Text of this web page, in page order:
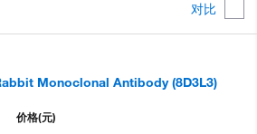
对比
Monoclonal Antibody (8D3L3)
价格(元)